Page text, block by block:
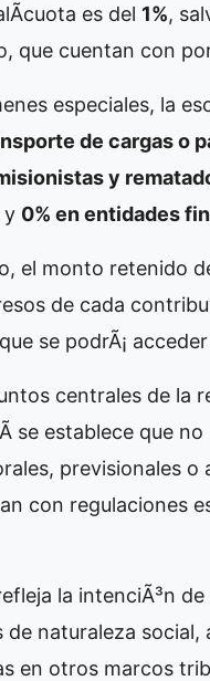
es del 1%,
que cuentan con
especiales, la
de cargas o
y
y 0% en entidades
el monto retenido
de cada
se podrÃ¡
centrales de la
se establece que
previsionales
con regulaciones
la intenciÃ³n
de naturaleza
en otros marcos